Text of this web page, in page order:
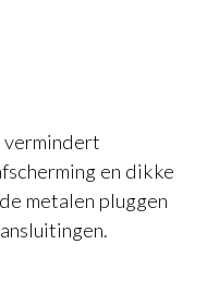
vermindert
en dikke
metalen pluggen